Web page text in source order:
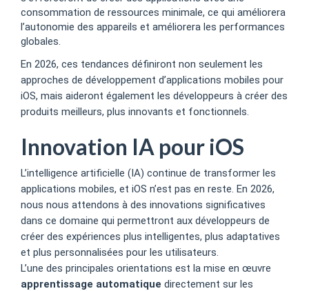
consommation de ressources minimale, ce qui améliorera
l’autonomie des appareils et améliorera les performances
globales.
En 2026, ces tendances définiront non seulement les
approches de développement d’applications mobiles pour
iOS, mais aideront également les développeurs à créer des
produits meilleurs, plus innovants et fonctionnels.
Innovation IA pour iOS
L’intelligence artificielle (IA) continue de transformer les
applications mobiles, et iOS n’est pas en reste. En 2026,
nous nous attendons à des innovations significatives
dans ce domaine qui permettront aux développeurs de
créer des expériences plus intelligentes, plus adaptatives
et plus personnalisées pour les utilisateurs.
L’une des principales orientations est la mise en œuvre
apprentissage automatique directement sur les